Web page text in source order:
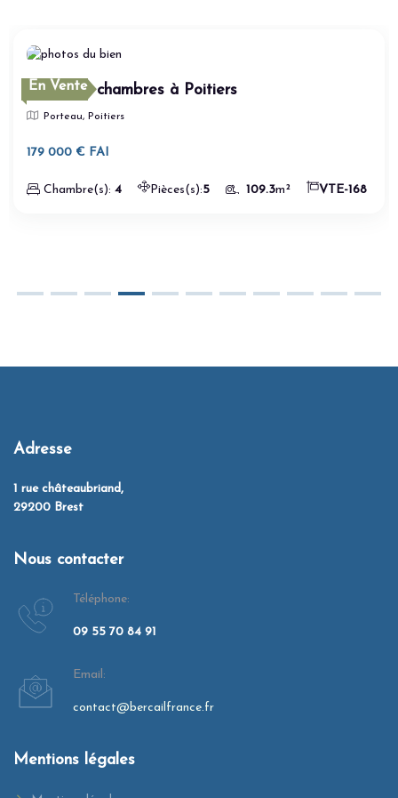
En Vente
Maison 4 chambres à Poitiers
Porteau, Poitiers
179 000 € FAI
Chambre(s): 4 Pièces(s):5 109.3m² VTE-168
Adresse
1 rue châteaubriand,
29200 Brest
Nous contacter
Téléphone:
09 55 70 84 91
Email:
contact@bercailfrance.fr
Mentions légales